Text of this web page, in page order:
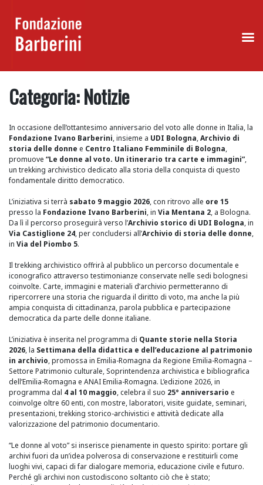
contentCategoria:Notizie
In occasione dell’ottantesimo anniversario del voto alle donne in Italia, la
Fondazione Ivano Barberini, insieme a UDI Bologna,Archivio di
storia delle donne e Centro Italiano Femminile di Bologna,
promuove “Le donne al voto. Un itinerario tra carte e immagini”,
un trekking archivistico dedicato alla storia della conquista di questo
fondamentale diritto democratico.
L’iniziativa si terrà sabato 9 maggio 2026, con ritrovo alle ore 15
presso la Fondazione Ivano Barberini, in Via Mentana 2, a Bologna.
Da lì il percorso proseguirà verso l’Archivio storico di UDI Bologna, in
Via Castiglione 24, per concludersi all’Archivio di storia delle donne,
in Via del Piombo 5.
Il trekking archivistico offrirà al pubblico un percorso documentale e
iconografico attraverso testimonianze conservate nelle sedi bolognesi
coinvolte. Carte, immagini e materiali d’archivio permetteranno di
ripercorrere una storia che riguarda il diritto di voto, ma anche la più
ampia conquista di cittadinanza, parola pubblica e partecipazione
democratica da parte delle donne italiane.
L’iniziativa è inserita nel programma di Quante storie nella Storia
2026, la Settimana della didattica e dell’educazione al patrimonio
in archivio, promossa in Emilia-Romagna da Regione Emilia-Romagna –
Settore Patrimonio culturale, Soprintendenza archivistica e bibliografica
dell’Emilia-Romagna e ANAI Emilia-Romagna. L’edizione 2026, in
programma dal 4 al 10 maggio, celebra il suo 25° anniversario e
coinvolge oltre 60 enti, con mostre, laboratori, visite guidate, seminari,
presentazioni, trekking storico-archivistici e attività dedicate alla
valorizzazione del patrimonio documentario.
“Le donne al voto” si inserisce pienamente in questo spirito: portare gli
archivi fuori da un’idea polverosa di conservazione e restituirli come
luoghi vivi, capaci di far dialogare memoria, educazione civile e futuro.
Perché gli archivi non custodiscono soltanto ciò che è stato;